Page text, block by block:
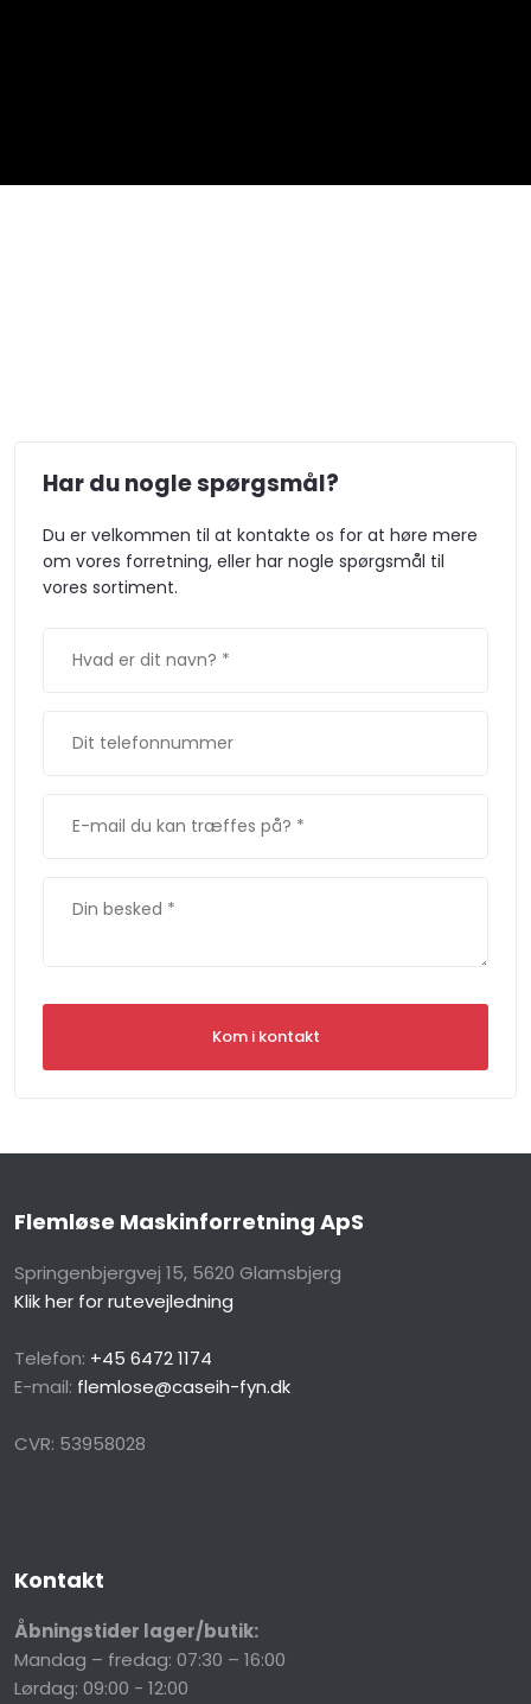
Har du nogle spørgsmål?​​
Du er velkommen til at kontakte os for at høre mere
om vores forretning, eller har nogle spørgsmål til
vores sortiment.
Flemløse Maskinforretning ApS
Springenbjergvej 15, 5620 Glamsbjerg​
Klik her for rutevejledning
Telefon: +45 6472 1174
E-mail: flemlose@caseih-fyn.dk
CVR​: 53958028
Kontakt
Åbningstider lager/butik:
Mandag – fredag: 07:30 – 16:00
Lørdag: 09:00 - 12:00